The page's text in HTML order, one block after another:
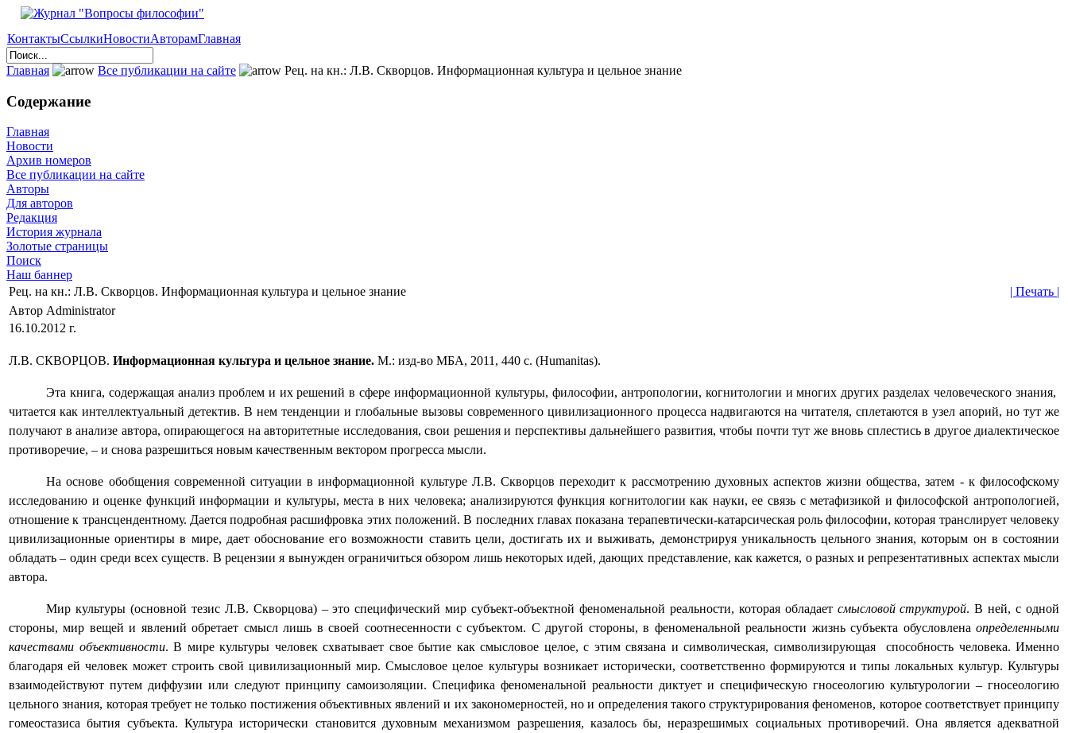
КонтактыСсылкиНовостиАвторамГлавная
Главная Все публикации на сайте Рец. на кн.: Л.В. Скворцов. Информационная культура и цельное знание
Содержание
Главная
Новости
Архив номеров
Все публикации на сайте
Авторы
Для авторов
Редакция
История журнала
Золотые страницы
Поиск
Наш баннер
Рец. на кн.: Л.В. Скворцов. Информационная культура и цельное знание
| Печать |
Автор Administrator
16.10.2012 г.
Л.В. СКВОРЦОВ. Информационная культура и цельное знание. М.: изд-во МБА, 2011, 440 с. (Humanitas).
Эта книга, содержащая анализ проблем и их решений в сфере информационной культуры, философии, антропологии, когнитологии и многих других разделах человеческого знания,
читается как интеллектуальный детектив. В нем тенденции и глобальные вызовы современного цивилизационного процесса надвигаются на читателя, сплетаются в узел апорий, но тут же
получают в анализе автора, опирающегося на авторитетные исследования, свои решения и перспективы дальнейшего развития, чтобы почти тут же вновь сплестись в другое диалектическое
противоречие, – и снова разрешиться новым качественным вектором прогресса мысли.
На основе обобщения современной ситуации в информационной культуре Л.В. Скворцов переходит к рассмотрению духовных аспектов жизни общества, затем - к философскому
исследованию и оценке функций информации и культуры, места в них человека; анализируются функция когнитологии как науки, ее связь с метафизикой и философской антропологией,
отношение к трансцендентному. Дается подробная расшифровка этих положений. В последних главах показана терапевтически-катарсическая роль философии, которая транслирует человеку
цивилизационные ориентиры в мире, дает обоснование его возможности ставить цели, достигать их и выживать, демонстрируя уникальность цельного знания, которым он в состоянии
обладать – один среди всех существ. В рецензии я вынужден ограничиться обзором лишь некоторых идей, дающих представление, как кажется, о разных и репрезентативных аспектах мысли
автора.
Мир культуры (основной тезис Л.В. Скворцова) – это специфический мир субъект-объектной феноменальной реальности, которая обладает смысловой структурой. В ней, с одной
стороны, мир вещей и явлений обретает смысл лишь в своей соотнесенности с субъектом. С другой стороны, в феноменальной реальности жизнь субъекта обусловлена определенными
качествами объективности. В мире культуры человек схватывает свое бытие как смысловое целое, с этим связана и символическая, символизирующая
способность человека. Именно
благодаря ей человек может строить свой цивилизационный мир. Смысловое целое культуры возникает исторически, соответственно формируются и типы локальных культур. Культуры
взаимодействуют путем диффузии или следуют принципу самоизоляции. Специфика феноменальной реальности диктует и специфическую гносеологию культурологии – гносеологию
цельного знания, которая требует не только постижения объективных явлений и их закономерностей, но и определения такого структурирования феноменов, которое соответствует принципу
гомеостазиса бытия субъекта. Культура исторически становится духовным механизмом разрешения, казалось бы, неразрешимых социальных противоречий. Она является адекватной